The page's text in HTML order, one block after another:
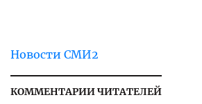
Новости СМИ2
КОММЕНТАРИИ ЧИТАТЕЛЕЙ